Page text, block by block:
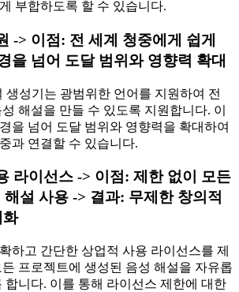
부합하도록 할 수 있습니다.
-> 이점: 전 세계 청중에게 쉽게
을 넘어 도달 범위와 영향력 확대
생성기는 광범위한 언어를 지원하여 전
해설을 만들 수 있도록 지원합니다. 이
을 넘어 도달 범위와 영향력을 확대하여
과 연결할 수 있습니다.
라이선스 -> 이점: 제한 없이 모든
설 사용 -> 결과: 무제한 창의적
화
하고 간단한 상업적 사용 라이선스를 제
프로젝트에 생성된 음성 해설을 자유롭
합니다. 이를 통해 라이선스 제한에 대한